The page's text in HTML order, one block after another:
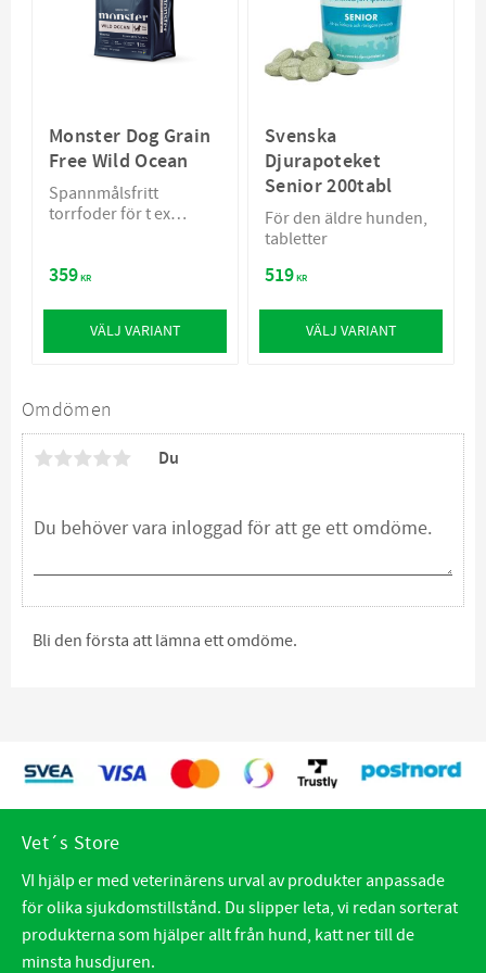
Omdömen
Du
Bli den första att lämna ett omdöme.
Monster Dog Grain
Free Wild Ocean
Spannmålsfritt
torrfoder för t ex
ska få lite extra glans
359KR
VÄLJ VARIANT
Svenska
Djurapoteket
Senior 200tabl
För den äldre hunden,
tabletter
519KR
VÄLJ VARIANT
Vet´s Store
VI hjälp er med veterinärens urval av produkter anpassade
för olika sjukdomstillstånd. Du slipper leta, vi redan sorterat
produkterna som hjälper allt från hund, katt ner till de
minsta husdjuren.